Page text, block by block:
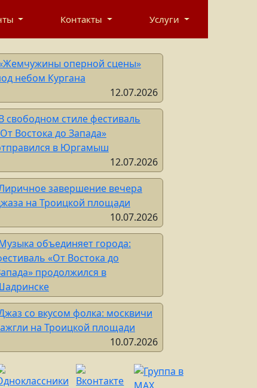
КОНЦЕРТНОЕ ОБЪЕДИНЕНИЕ»
Контакты Услуги
оперной сцены»
небом Кургана
12.07.2026
свободном стиле фестиваль
Востока до Запада»
в Юргамыш
12.07.2026
завершение вечера
на Троицкой площади
10.07.2026
объединяет города:
«От Востока до
продолжился в
со вкусом фолка: москвичи
на Троицкой площади
10.07.2026